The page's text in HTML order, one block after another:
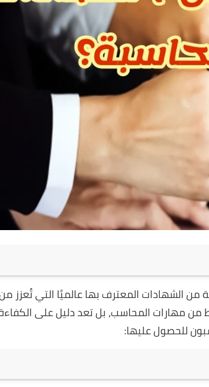
من الشهادات المعترف بها عالميًا التي تُعزز
مهارات المحاسب، بل تعد دليل على